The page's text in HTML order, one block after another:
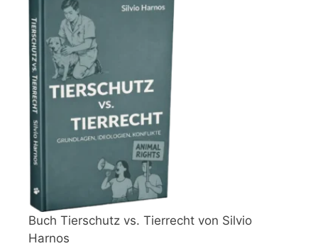
Buch Tierschutz vs. Tierrecht von Silvio
Harnos